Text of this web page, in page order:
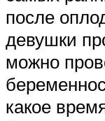
после
девушки
можно
какое